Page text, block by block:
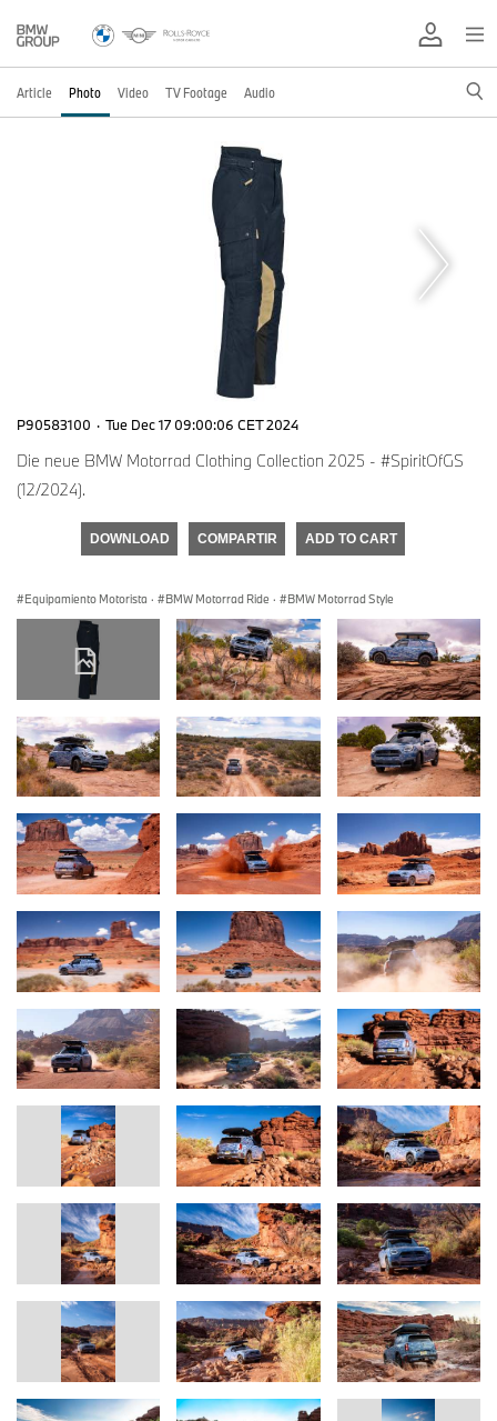
Article Photo Video TV Footage Audio
P90583100 · Tue Dec 17 09:00:06 CET 2024
Die neue BMW Motorrad Clothing Collection 2025 - #SpiritOfGS
(12/2024).
DOWNLOAD COMPARTIR ADD TO CART
Equipamiento Motorista · BMW Motorrad Ride · BMW Motorrad Style